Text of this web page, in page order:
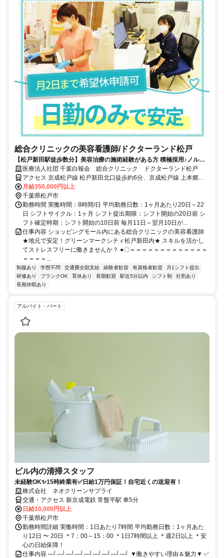
総合クリニックの美容看護師/ドクターランド松戸
【松戸新田駅徒歩数分】美容治療の施術経験がある方 積極採用♪ノルマ
なし・日勤のみ★准看護師もOK★面接1回のみ！
医療法人社団 千葉白報会 総合クリニック ドクターランド松戸
アクセス 京成松戸線 松戸新田北口徒歩約6分、京成松戸線 上本郷北
口徒歩約6分、京成松戸線 みのり台北口徒歩約12分 新京成線「松戸
新田駅」より徒歩5分
月給350,000円以上
千葉県松戸市
勤務時間 実働時間：8時間/日 平均勤務日数：1ヶ月あたり20日～22
日 シフトサイクル：1ヶ月 シフト提出期限：シフト開始の20日前 シ
フト確定時期：シフト開始の10日前 毎月11日～翌月10日が...
仕事内容 ショッピングモール内にある総合クリニックの美容看護師
★地元で安定！グリーンマークシティ松戸新田内★ スキルを活かし
てストレスフリーに働きませんか？ ●〇＝＝＝＝＝＝＝＝＝＝＝＝＝
＝＝＝＝...
制服あり 学歴不問 交通費全額支給 経験者歓迎 有資格者歓迎
月1シフト提出
研修あり
ブランクOK 育休あり 長期歓迎 駅近5分以内 シフト制
社割あり
長期休暇あり
アルバイト・パート
ビル内の清掃スタッフ
未経験OK✨15時終業有✅日給1万円保証！自宅近くの送迎有！
株式会社 ネオクリーンサプライ
交通・アクセス 新京成電鉄 常盤平駅 車5分
日給10,000円以上
千葉県松戸市
勤務時間詳細 実働時間：1日あたり7時間 平均勤務日数：1ヶ月あた
り12日 〜 20日 ＊7：00～15：00 ＊1日7時間以上 ＊週2日以上 ＊安
心の日給保障！
仕事内容 ─┘─┘─┘─┘─┘─┘─┘─┘─┘ ▼働きやすい理由＆魅力▼ ✅